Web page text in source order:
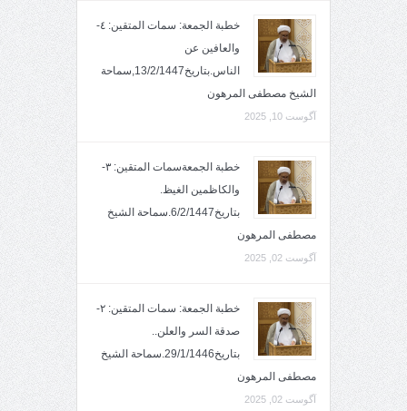
خطبة الجمعة: سمات المتقين: ٤-
والعافين عن
الناس.بتاريخ13/2/1447,سماحة
الشيخ مصطفى المرهون
آگوست 10, 2025
خطبة الجمعةسمات المتقين: ٣-
والكاظمين الغيظ.
بتاريخ6/2/1447.سماحة الشيخ
مصطفى المرهون
آگوست 02, 2025
خطبة الجمعة: سمات المتقين: ٢-
صدقة السر والعلن..
بتاريخ29/1/1446.سماحة الشيخ
مصطفى المرهون
آگوست 02, 2025